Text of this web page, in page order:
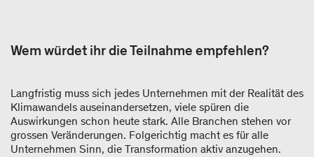
Wem würdet ihr die Teilnahme empfehlen?
Langfristig muss sich jedes Unternehmen mit der Realität des
Klimawandels auseinandersetzen, viele spüren die
Auswirkungen schon heute stark. Alle Branchen stehen vor
grossen Veränderungen. Folgerichtig macht es für alle
Unternehmen Sinn, die Transformation aktiv anzugehen.